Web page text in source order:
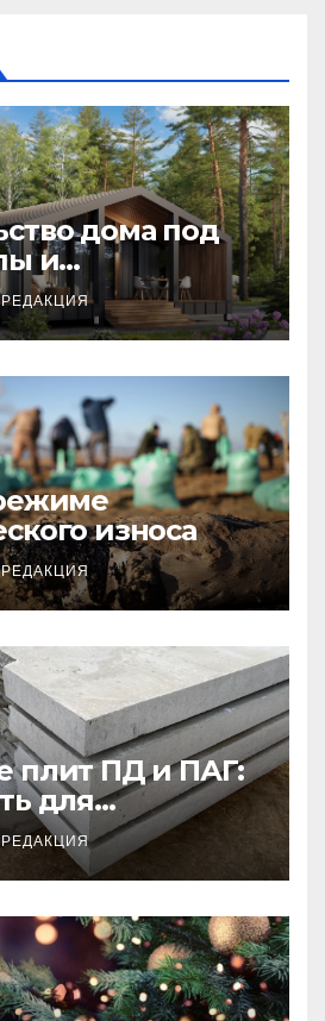
дома под
и
бюджета
РЕДАКЦИЯ
износа
РЕДАКЦИЯ
плит ПД и ПАГ:
для
и прочного
РЕДАКЦИЯ